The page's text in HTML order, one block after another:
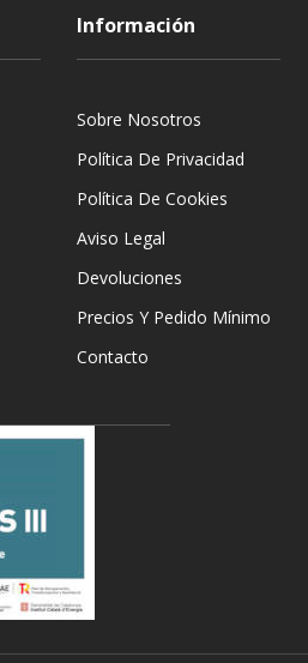
Información
Sobre Nosotros
Política De Privacidad
Política De Cookies
Aviso Legal
Devoluciones
Precios Y Pedido Mínimo
Contacto